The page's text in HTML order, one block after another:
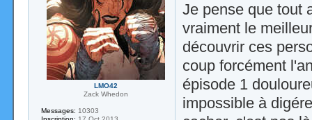
Je pense que tout
vraiment le
découvrir ces
coup forcément
épisode 1
impossible à
LMO42
Zack Whedon
Messages: 10303